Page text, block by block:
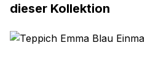
dieser Kollektion